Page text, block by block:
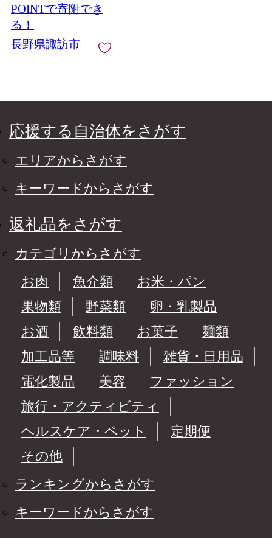
05P】
POINTで寄附でき
る！
長野県諏訪市
応援する自治体をさがす
エリアからさがす
キーワードからさがす
返礼品をさがす
カテゴリからさがす
お肉
魚介類
お米・パン
果物類
野菜類
卵・乳製品
お酒
飲料類 お菓子
麺類
加工品等
調味料
雑貨・日用品
電化製品
美容
ファッション
旅行・アクティビティ
ヘルスケア・ペット
定期便
その他
ランキングからさがす
キーワードからさがす